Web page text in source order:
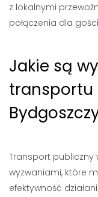
z lokalnymi
połączenia dla
Jakie są
transportu
Transport publiczny
wyzwaniami, które
efektywność